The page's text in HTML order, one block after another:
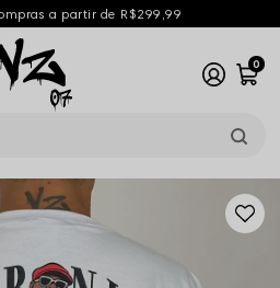
a partir de R$299,99
0